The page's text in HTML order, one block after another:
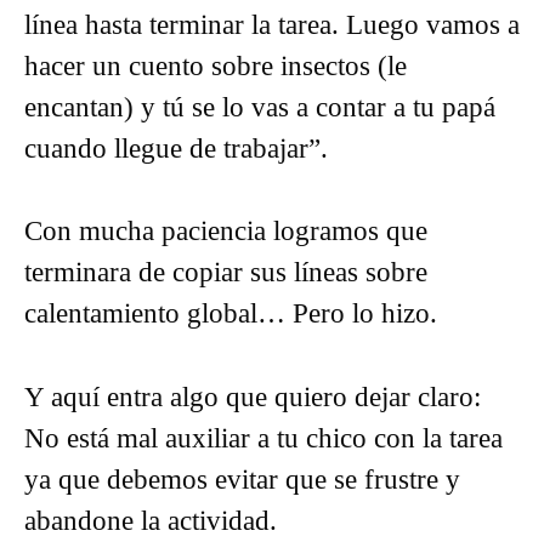
línea hasta terminar la tarea. Luego vamos a
hacer un cuento sobre insectos (le
encantan) y tú se lo vas a contar a tu papá
cuando llegue de trabajar”.
Con mucha paciencia logramos que
terminara de copiar sus líneas sobre
calentamiento global… Pero lo hizo.
Y aquí entra algo que quiero dejar claro:
No está mal auxiliar a tu chico con la tarea
ya que debemos evitar que se frustre y
abandone la actividad.